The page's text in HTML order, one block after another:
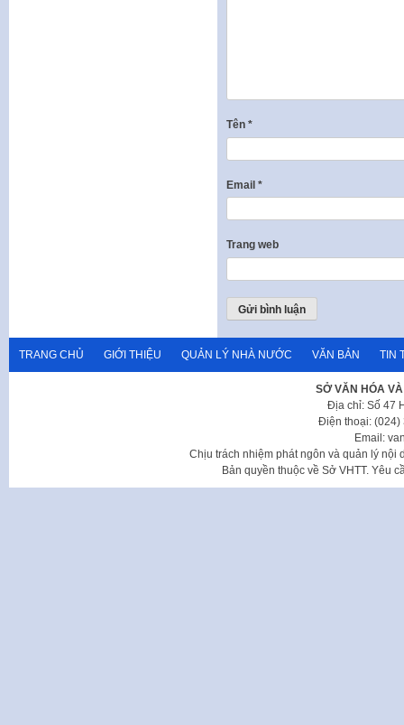
Tên *
Email *
Trang web
TRANG CHỦ GIỚI THIỆU QUẢN LÝ NHÀ NƯỚC VĂN BẢN TIN
SỞ VĂN HÓA
Địa chỉ: Số 47
Điện thoại: (024)
Email:
Chịu trách nhiệm phát ngôn và quản lý nội
Bản quyền thuộc về Sở VHTT. Yêu